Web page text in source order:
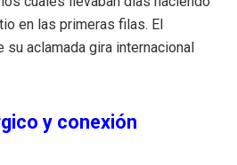
en las primeras filas. El
aclamada gira internacional
y conexión